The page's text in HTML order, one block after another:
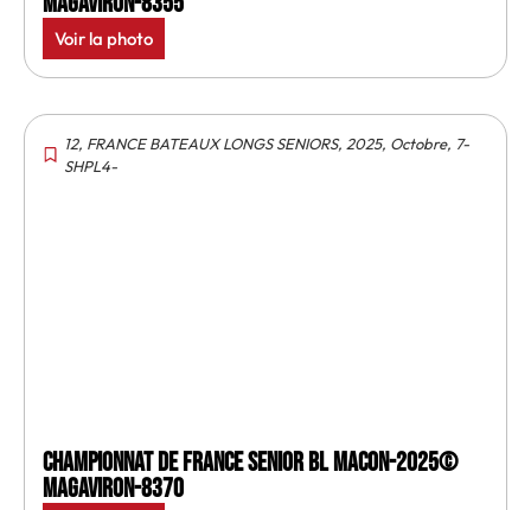
Voir la photo
12, FRANCE BATEAUX LONGS SENIORS, 2025, Octobre, 7-
SHPL4-
Championnat de France senior BL Macon-2025©
MagAviron-8370